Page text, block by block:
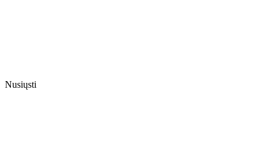
Nusiųsti